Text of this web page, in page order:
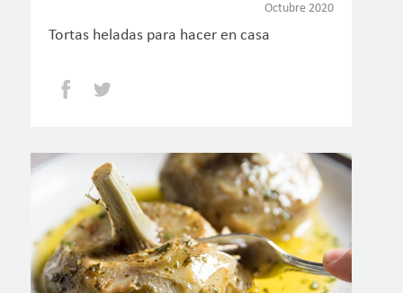
Octubre 2020
Tortas heladas para hacer en casa
Facebook